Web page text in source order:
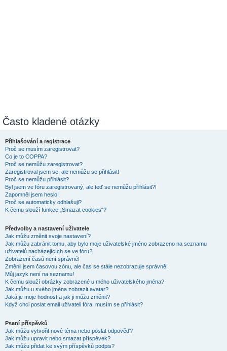
Často kladené otázky
Přihlašování a registrace
Proč se musím zaregistrovat?
Co je to COPPA?
Proč se nemůžu zaregistrovat?
Zaregistroval jsem se, ale nemůžu se přihlásit!
Proč se nemůžu přihlásit?
Byl jsem ve fóru zaregistrovaný, ale teď se nemůžu přihlásit?!
Zapomněl jsem heslo!
Proč se automaticky odhlašuji?
K čemu slouží funkce „Smazat cookies“?
Předvolby a nastavení uživatele
Jak můžu změnit svoje nastavení?
Jak můžu zabránit tomu, aby bylo moje uživatelské jméno zobrazeno na seznamu
uživatelů nacházejících se ve fóru?
Zobrazení časů není správné!
Změnil jsem časovou zónu, ale čas se stále nezobrazuje správně!
Můj jazyk není na seznamu!
K čemu slouží obrázky zobrazené u mého uživatelského jména?
Jak můžu u svého jména zobrazit avatar?
Jaká je moje hodnost a jak ji můžu změnit?
Když chci poslat email uživateli fóra, musím se přihlásit?
Psaní příspěvků
Jak můžu vytvořit nové téma nebo poslat odpověď?
Jak můžu upravit nebo smazat příspěvek?
Jak můžu přidat ke svým příspěvků podpis?